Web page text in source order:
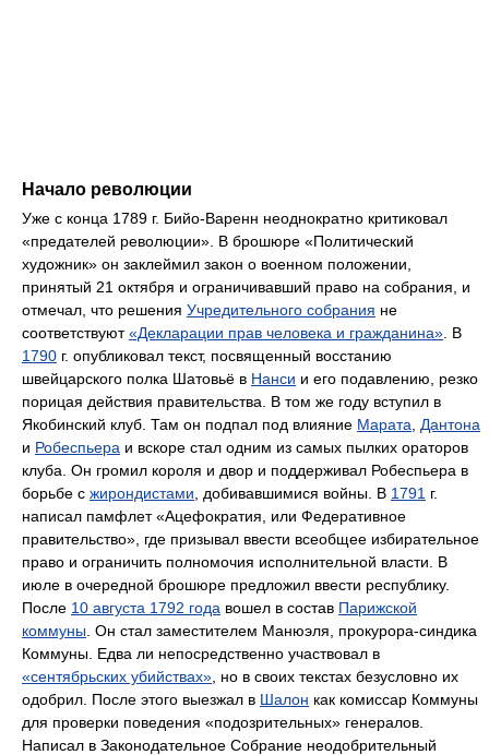
Начало революции
Уже с конца 1789 г. Бийо-Варенн неоднократно критиковал
«предателей революции». В брошюре «Политический
художник» он заклеймил закон о военном положении,
принятый 21 октября и ограничивавший право на собрания, и
отмечал, что решения Учредительного собрания не
соответствуют«Декларации прав человека и гражданина» . В
1790 г. опубликовал текст, посвященный восстанию
швейцарского полка Шатовьё в Нанси и его подавлению, резко
порицая действия правительства. В том же году вступил в
Якобинский клуб. Там он подпал под влияние Марата
Дантона
и Робеспьера и вскоре стал одним из самых пылких ораторов
клуба. Он громил короля и двор и поддерживал Робеспьера в
борьбе с жирондистами , добивавшимися войны. В 1791 г.
написал памфлет «Ацефократия, или Федеративное
правительство», где призывал ввести всеобщее избирательное
право и ограничить полномочия исполнительной власти. В
июле в очередной брошюре предложил ввести республику.
После 10 августа 1792 года вошел в состав Парижской
коммуны . Он стал заместителем Манюэля, прокурора-синдика
Коммуны. Едва ли непосредственно участвовал в
«сентябрьских убийствах» , но в своих текстах безусловно их
одобрил. После этого выезжал в Шалон как комиссар Коммуны
для проверки поведения «подозрительных» генералов.
Написал в Законодательное Собрание неодобрительный